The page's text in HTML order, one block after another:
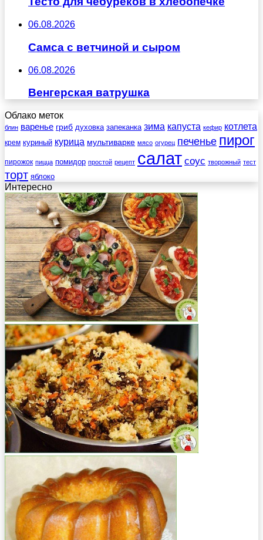
06.08.2026
Самса с ветчиной и сыром
06.08.2026
Венгерская ватрушка
Облако меток
блин варенье гриб духовка запеканка зима капуста кефир котлета
крем куриный курица мультиварке мясо огурец печенье пирог
пирожок пицца помидор простой рецепт салат соус творожный тест
торт яблоко
Интересно